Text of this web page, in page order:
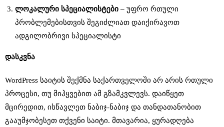
ლოკალური სპეციალისტები – უფრო რთული
პრობლემებისთვის შეგიძლიათ დაიქირავოთ
ადგილობრივი სპეციალისტი
დასკვნა
WordPress საიტის შექმნა საქართველოში არ არის რთული
პროცესი, თუ მიჰყვებით ამ გზამკვლევს. დაიწყეთ
მცირედით, ისწავლეთ ნაბიჯ-ნაბიჯ და თანდათანობით
გააუმჯობესეთ თქვენი საიტი. მთავარია, ყურადღება